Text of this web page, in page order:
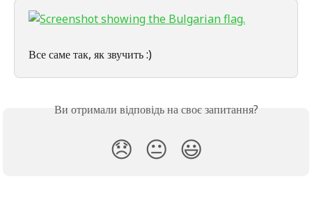
Все саме так, як звучить :)
Ви отримали відповідь на своє запитання?
😞 😐 😃